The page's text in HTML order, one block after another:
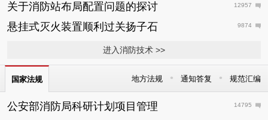
关于消防站布局配置问题的探讨 12957
悬挂式灭火装置顺利过关扬子石 9874
进入消防技术 >>
国家法规 地方法规 • 通知答复 • 规范汇编
公安部消防局科研计划项目管理 14795